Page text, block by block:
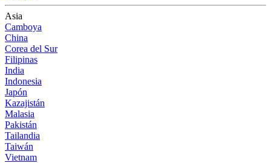
Asia
Camboya
China
Corea del Sur
Filipinas
India
Indonesia
Japón
Kazajistán
Malasia
Pakistán
Tailandia
Taiwán
Vietnam